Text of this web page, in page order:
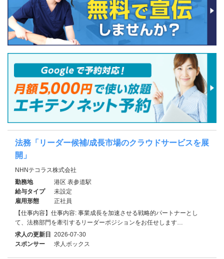
法務「リーダー候補/成長市場のクラウドサービスを展
開」
NHNテコラス株式会社
勤務地
港区 表参道駅
給与タイプ
未設定
雇用形態
正社員
【仕事内容】仕事内容: 事業成長を加速させる戦略的パートナーとし
て、法務部門を牽引するリーダーポジションをお任せします…
求人の更新日 2026-07-30
スポンサー
求人ボックス